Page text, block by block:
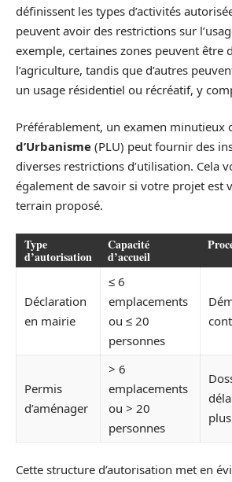
définissent les types d’activités
peuvent avoir des restrictions sur
exemple, certaines zones peuvent être
l’agriculture, tandis que d’autres
un usage résidentiel ou récréatif, y
Préférablement, un examen minutieux
d’Urbanisme (PLU) peut fournir des
diverses restrictions d’utilisation. Cela
également de savoir si votre projet est
terrain proposé.
Type
d’autorisation
Capacité
d’accueil
Déclaration
en mairie
≤ 6
emplacements
ou ≤ 20
personnes
Permis
d’aménager
> 6
emplacements
ou > 20
personnes
Cette structure d’autorisation met en